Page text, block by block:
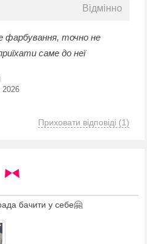
Відмінно
фарбування, точно не
саме до неї
2026
Приховати відповіді (1)
бачити у себе🤗